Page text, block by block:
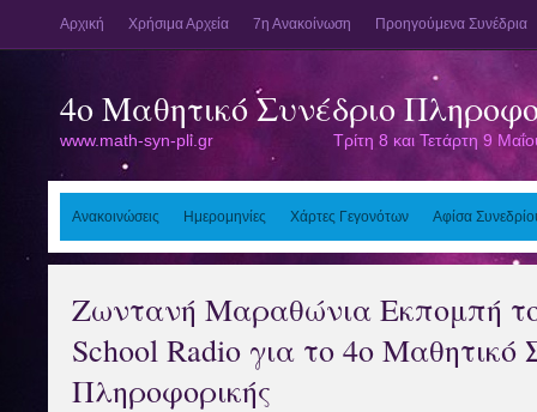
Αρχική Χρήσιμα Αρχεία 7η Ανακοίνωση Προηγούμενα Συνέδρια
4o Μαθητικό Συνέδριο
www.math-syn-pli.gr Τρίτη 8 και Τετάρτη 9
Ανακοινώσεις Ημερομηνίες Χάρτες Γεγονότων Αφίσα
Ζωντανή Μαραθώνια Εκπομπή
School Radio για το 4ο Μαθητικό
Πληροφορικής